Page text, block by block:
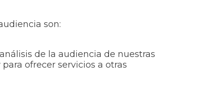
son:
de la audiencia de nuestras
ofrecer servicios a otras